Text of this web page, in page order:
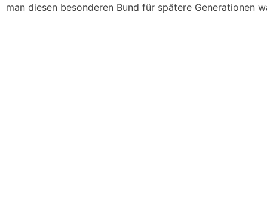
man diesen besonderen Bund für spätere